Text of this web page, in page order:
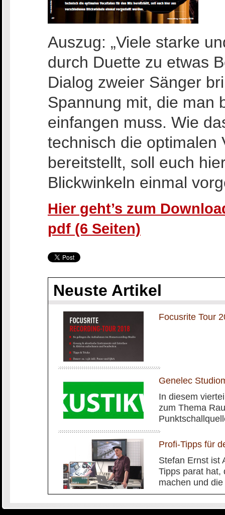
Auszug: „Viele starke
durch Duette zu etwas
Dialog zweier Sänger
Spannung mit, die man
einfangen muss. Wie
technisch die optimalen
bereitstellt, soll euch
Blickwinkeln einmal
Hier geht’s zum
pdf (6 Seiten)
Neuste Artikel
Focusrite Tour
Genelec
In diesem
zum Thema
Profi-Tipps für
Stefan Ernst ist
Tipps parat hat,
machen und